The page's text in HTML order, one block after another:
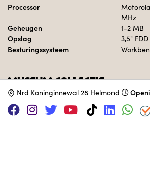
Processor
MHz
Geheugen 1-2 MB
Opslag 3,5" FDD
Besturingssysteem
MUSEUM COLLECTIE
Interactief opgesteld.
Nrd Koninginnewal 28 Helmond